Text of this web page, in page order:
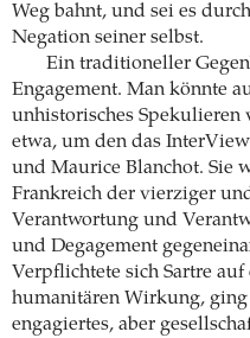
Weg bahnt, und sei es
Negation seiner selbst.
Ein traditioneller
Engagement. Man könnte
unhistorisches Spekulieren
etwa, um den das
und Maurice Blanchot. Sie
Frankreich der vierziger
Verantwortung und
und Degagement
Verpflichtete sich Sartre
humanitären Wirkung,
engagiertes, aber